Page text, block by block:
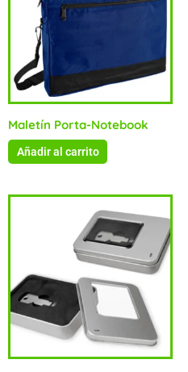
Maletín Porta-Notebook
Añadir al carrito